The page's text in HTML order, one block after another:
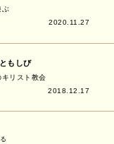
ぶ
2020.11.27
もしび
リスト教会
2018.12.17